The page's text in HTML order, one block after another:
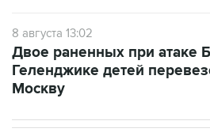
8 августа 13:02
Двое раненных при атаке
Геленджике детей
Москву